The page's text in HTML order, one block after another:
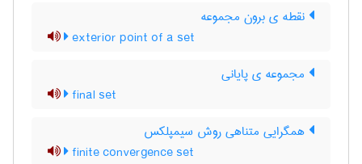
نقطه ی برون مجموعه
exterior point of a set
مجموعه ی پایانی
final set
همگرایی متناهی روش سیمپلکس
finite convergence set